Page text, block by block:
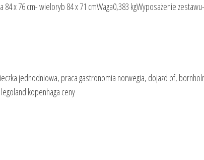
x 76 cm- wieloryb 84 x 71 cmWaga0,383 kgWyposażenie zestawu-
jednodniowa, praca gastronomia norwegia, dojazd pf,
kopenhaga ceny